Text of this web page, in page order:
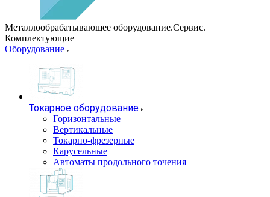
Металлообрабатывающее оборудование.Сервис.
Комплектующие
Оборудование
Токарное оборудование
Горизонтальные
Вертикальные
Токарно-фрезерные
Карусельные
Автоматы продольного точения